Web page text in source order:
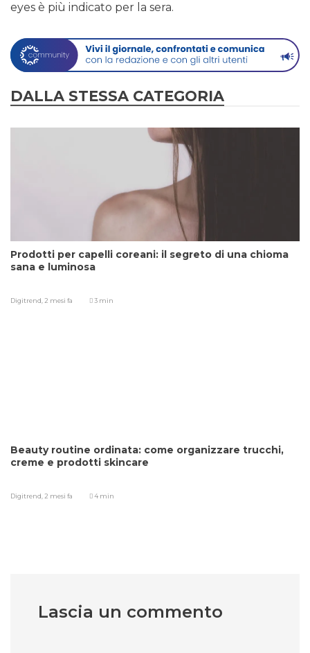
eyes è più indicato per la sera.
DALLA STESSA CATEGORIA
Prodotti per capelli coreani: il segreto di una chioma
sana e luminosa
Digitrend,2 mesi fa 3 min
Beauty routine ordinata: come organizzare trucchi,
creme e prodotti skincare
Digitrend,2 mesi fa 4 min
Lascia un commento